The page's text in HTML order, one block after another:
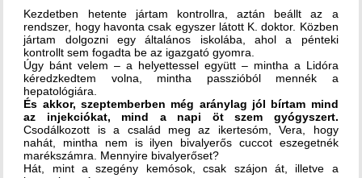
Kezdetben hetente jártam kontrollra, aztán beállt az a
rendszer, hogy havonta csak egyszer látott K. doktor. Közben
jártam dolgozni egy általános iskolába, ahol a pénteki
kontrollt sem fogadta be az igazgató gyomra.
Úgy bánt velem – a helyettessel együtt – mintha a Lidóra
kéredzkedtem volna, mintha passzióból mennék a
hepatológiára.
És akkor, szeptemberben még aránylag jól bírtam mind
az injekciókat, mind a napi öt szem gyógyszert.
Csodálkozott is a család meg az ikertesóm, Vera, hogy
nahát, mintha nem is ilyen bivalyerős cuccot eszegetnék
marékszámra. Mennyire bivalyerőset?
Hát, mint a szegény kemósok, csak szájon át, illetve a